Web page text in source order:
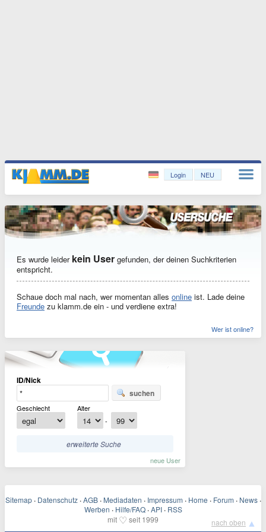
Login NEU
Es wurde leider kein User gefunden, der deinen Suchkriterien
entspricht.
Schaue doch mal nach, wer momentan alles online ist. Lade deine
Freunde zu klamm.de ein - und verdiene extra!
Wer ist online?
ID/Nick
suchen
Geschlecht
Alter
-
erweiterte Suche
neue User
Sitemap · Datenschutz · AGB · Mediadaten · Impressum · Home · Forum · News ·
Werben · Hilfe/FAQ · API · RSS
mit ♡ seit 1999 nach oben ▲